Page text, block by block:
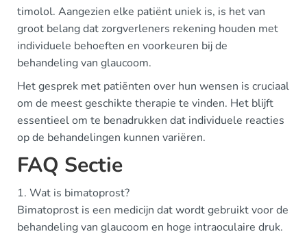
timolol. Aangezien elke patiënt uniek is, is het van
groot belang dat zorgverleners rekening houden met
individuele behoeften en voorkeuren bij de
behandeling van glaucoom.
Het gesprek met patiënten over hun wensen is cruciaal
om de meest geschikte therapie te vinden. Het blijft
essentieel om te benadrukken dat individuele reacties
op de behandelingen kunnen variëren.
FAQ Sectie
1. Wat is bimatoprost?
Bimatoprost is een medicijn dat wordt gebruikt voor de
behandeling van glaucoom en hoge intraoculaire druk.